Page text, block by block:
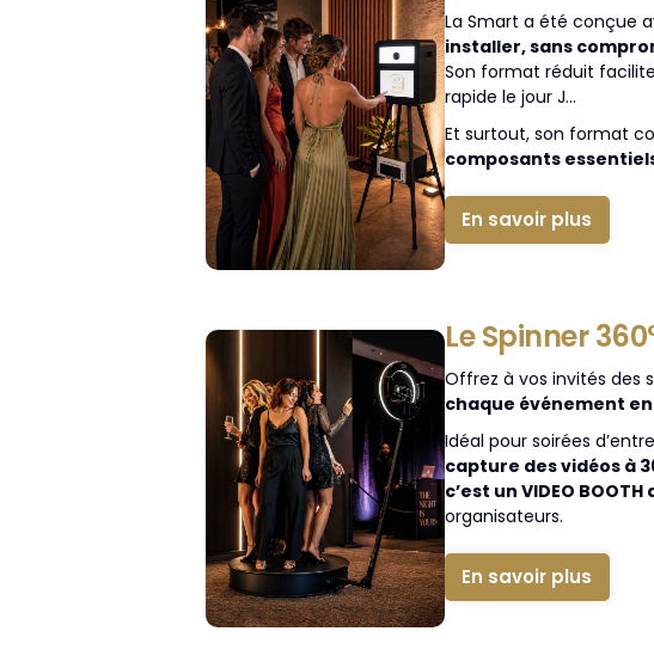
La Smart a été conçue
installer, sans
Son format réduit
rapide le jour J…
Et surtout, son format
composants
En savoir plus
Le Spinner
Offrez à vos invités des
chaque événement
Idéal pour soirées
capture des vidéos à
c’est un VIDEO
organisateurs.
En savoir plus